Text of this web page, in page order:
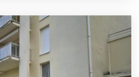
qu’une organisation
une vie familiale. Le
d’un hall d’entrée avec
desservant une pièce de vie
aménagée et équipée, deux
ainsi qu’une salle de bains